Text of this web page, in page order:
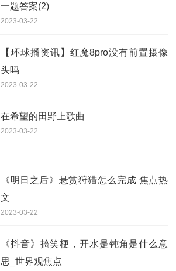
一题答案(2)
2023-03-22
【环球播资讯】红魔8pro没有前置摄像
头吗
2023-03-22
在希望的田野上歌曲
2023-03-22
《明日之后》悬赏狩猎怎么完成 焦点热
文
2023-03-22
《抖音》搞笑梗，开水是钝角是什么意
思_世界观焦点